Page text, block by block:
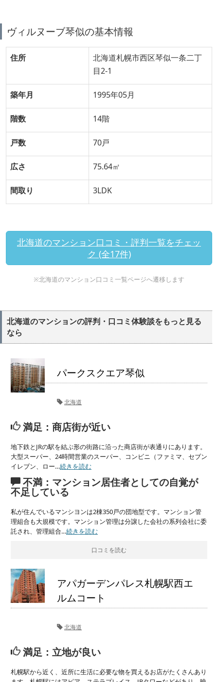
ヴィルヌーブ琴似の基本情報
住所
北海道札幌市西区琴似一条二丁
目2-1
築年月 1995年05月
階数 14階
戸数 70戸
広さ 75.64㎡
間取り 3LDK
北海道のマンション口コミ・評判一覧をチェッ
ク (全17件)
※北海道のマンション口コミ一覧ページへ遷移します
北海道のマンションの評判・口コミ体験談をもっと見る
なら
パークスクエア琴似
北海道
満足：商店街が近い
地下鉄とJRの駅を結ぶ形の街路に沿った商店街が表通りにあります。
大型スーパー、24時間営業のスーパー、コンビニ（ファミマ、セブン
イレブン、ロー…続きを読む
不満：マンション居住者としての自覚が
不足している
私が住んでいるマンシヨンは2棟350戸の団地型です。マンション管
理組合も大規模です。マンション管理は分譲した会社の系列会社に委
託され、管理組合…続きを読む
口コミを読む
アパガーデンパレス札幌駅西エ
ルムコート
北海道
満足：立地が良い
札幌駅から近く、近所に生活に必要な物を買えるお店がたくさんあり